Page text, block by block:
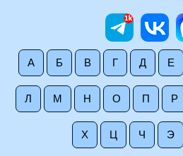
А Б В Г Д Е
Л М Н О П Р
Х Ц Ч Э